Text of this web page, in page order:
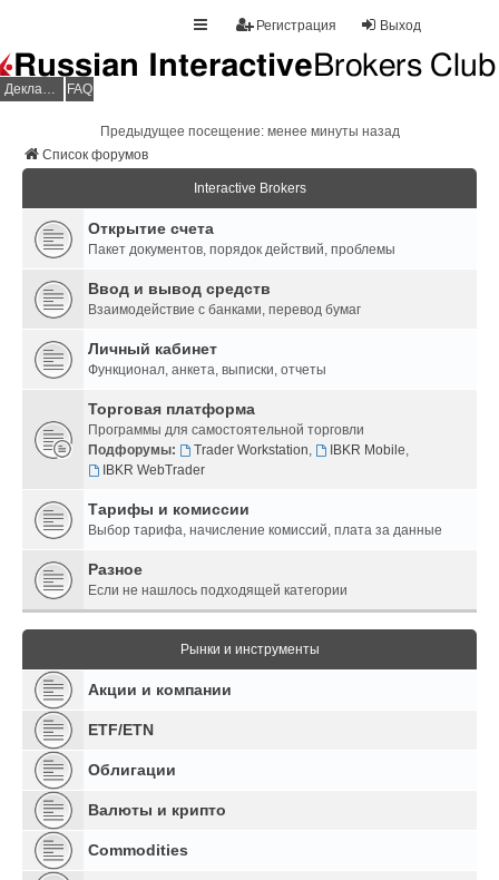
Выход
Регистрация
Декларация НДФЛ FAQ
Предыдущее посещение: менее минуты назад
Список форумов
Interactive Brokers
Открытие счета
Пакет документов, порядок действий, проблемы
Ввод и вывод средств
Взаимодействие с банками, перевод бумаг
Личный кабинет
Функционал, анкета, выписки, отчеты
Торговая платформа
Программы для самостоятельной торговли
Подфорумы:
Trader Workstation, IBKR Mobile,
IBKR WebTrader
Тарифы и комиссии
Выбор тарифа, начисление комиссий, плата за данные
Разное
Если не нашлось подходящей категории
Рынки и инструменты
Акции и компании
ETF/ETN
Облигации
Валюты и крипто
Commodities